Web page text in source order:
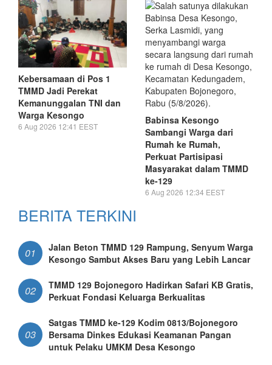
Kebersamaan di Pos 1
TMMD Jadi Perekat
Kemanunggalan TNI dan
Warga Kesongo
6 Aug 2026 12:41 EEST
Babinsa Kesongo
Sambangi Warga dari
Rumah ke Rumah,
Perkuat Partisipasi
Masyarakat dalam TMMD
ke-129
6 Aug 2026 12:34 EEST
BERITA TERKINI
01
Jalan Beton TMMD 129 Rampung, Senyum Warga
Kesongo Sambut Akses Baru yang Lebih Lancar
02
TMMD 129 Bojonegoro Hadirkan Safari KB Gratis,
Perkuat Fondasi Keluarga Berkualitas
03
Satgas TMMD ke-129 Kodim 0813/Bojonegoro
Bersama Dinkes Edukasi Keamanan Pangan
untuk Pelaku UMKM Desa Kesongo